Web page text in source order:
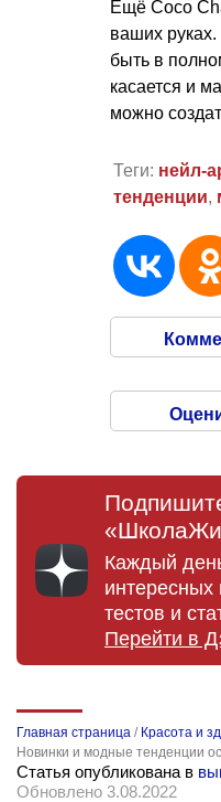
Ещё Coco
ваших
быть в
касается и
можно
Теги: нейл-
тенденции,
Каждый
интересных
тестов и
Перейти в
Главная страница / Красота и
Новинки и модные тенденции
Статья опубликована в
Обновлено 3.08.2022